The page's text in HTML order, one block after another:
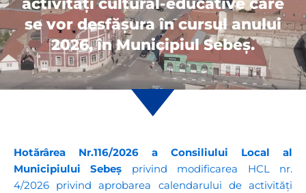
activități cultural-educative care
se vor desfăşura în cursul anului
2026, în Municipiul Sebeș.
Hotărârea Nr.116/2026 a Consiliului Local al
Municipiului Sebeș privind modificarea HCL nr.
4/2026 privind aprobarea calendarului de activități